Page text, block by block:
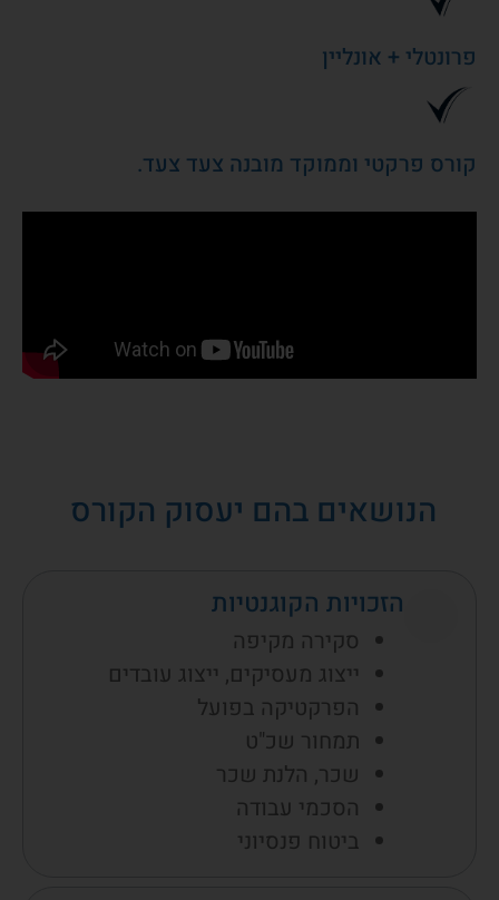
פרונטלי + אונליין
קורס פרקטי וממוקד מובנה צעד צעד.
הנושאים בהם יעסוק הקורס
הזכויות הקוגנטיות
סקירה מקיפה
ייצוג מעסיקים, ייצוג עובדים
הפרקטיקה בפועל
תמחור שכ"ט
שכר, הלנת שכר
הסכמי עבודה
ביטוח פנסיוני